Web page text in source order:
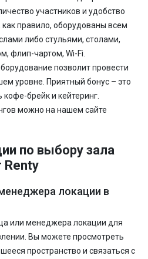
участников и удобство
правило, оборудованы всем
либо стульями, столами,
флип-чартом, Wi-Fi.
позволит провести
уровне. Приятный бонус – это
брейк и кейтеринг.
можно на нашем сайте
по выбору зала
Renty
локации в
или менеджера локации для
Вы можете просмотреть
пространство и связаться с